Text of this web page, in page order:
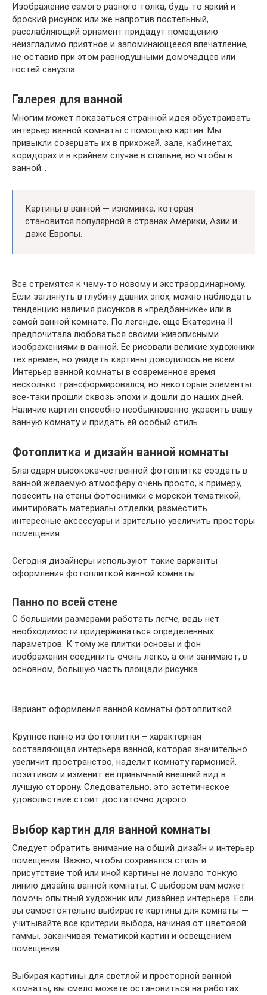
Изображение самого разного толка, будь то яркий и
броский рисунок или же напротив постельный,
расслабляющий орнамент придадут помещению
неизгладимо приятное и запоминающееся впечатление,
не оставив при этом равнодушными домочадцев или
гостей санузла.
Галерея для ванной
Многим может показаться странной идея обустраивать
интерьер ванной комнаты с помощью картин. Мы
привыкли созерцать их в прихожей, зале, кабинетах,
коридорах и в крайнем случае в спальне, но чтобы в
ванной…
Картины в ванной — изюминка, которая
становится популярной в странах Америки, Азии и
даже Европы.
Все стремятся к чему-то новому и экстраординарному.
Если заглянуть в глубину давних эпох, можно наблюдать
тенденцию наличия рисунков в «предбаннике» или в
самой ванной комнате. По легенде, еще Екатерина II
предпочитала любоваться своими живописными
изображениями в ванной. Ее рисовали великие художники
тех времен, но увидеть картины доводилось не всем.
Интерьер ванной комнаты в современное время
несколько трансформировался, но некоторые элементы
все-таки прошли сквозь эпохи и дошли до наших дней.
Наличие картин способно необыкновенно украсить вашу
ванную комнату и придать ей особый стиль.
Фотоплитка и дизайн ванной комнаты
Благодаря высококачественной фотоплитке создать в
ванной желаемую атмосферу очень просто, к примеру,
повесить на стены фотоснимки с морской тематикой,
имитировать материалы отделки, разместить
интересные аксессуары и зрительно увеличить просторы
помещения.
Сегодня дизайнеры используют такие варианты
оформления фотоплиткой ванной комнаты:
Панно по всей стене
С большими размерами работать легче, ведь нет
необходимости придерживаться определенных
параметров. К тому же плитки основы и фон
изображения соединить очень легко, а они занимают, в
основном, большую часть площади рисунка.
Вариант оформления ванной комнаты фотоплиткой
Крупное панно из фотоплитки – характерная
составляющая интерьера ванной, которая значительно
увеличит пространство, наделит комнату гармонией,
позитивом и изменит ее привычный внешний вид в
лучшую сторону. Следовательно, это эстетическое
удовольствие стоит достаточно дорого.
Выбор картин для ванной комнаты
Следует обратить внимание на общий дизайн и интерьер
помещения. Важно, чтобы сохранялся стиль и
присутствие той или иной картины не ломало тонкую
линию дизайна ванной комнаты. С выбором вам может
помочь опытный художник или дизайнер интерьера. Если
вы самостоятельно выбираете картины для комнаты —
учитывайте все критерии выбора, начиная от цветовой
гаммы, заканчивая тематикой картин и освещением
помещения.
Выбирая картины для светлой и просторной ванной
комнаты, вы смело можете остановиться на работах